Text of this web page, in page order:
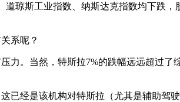
琼斯工业指数、纳斯达克指数均下跌
系呢？
力。当然，特斯拉7%的跌幅远远超过
已经是该机构对特斯拉（尤其是辅助驾